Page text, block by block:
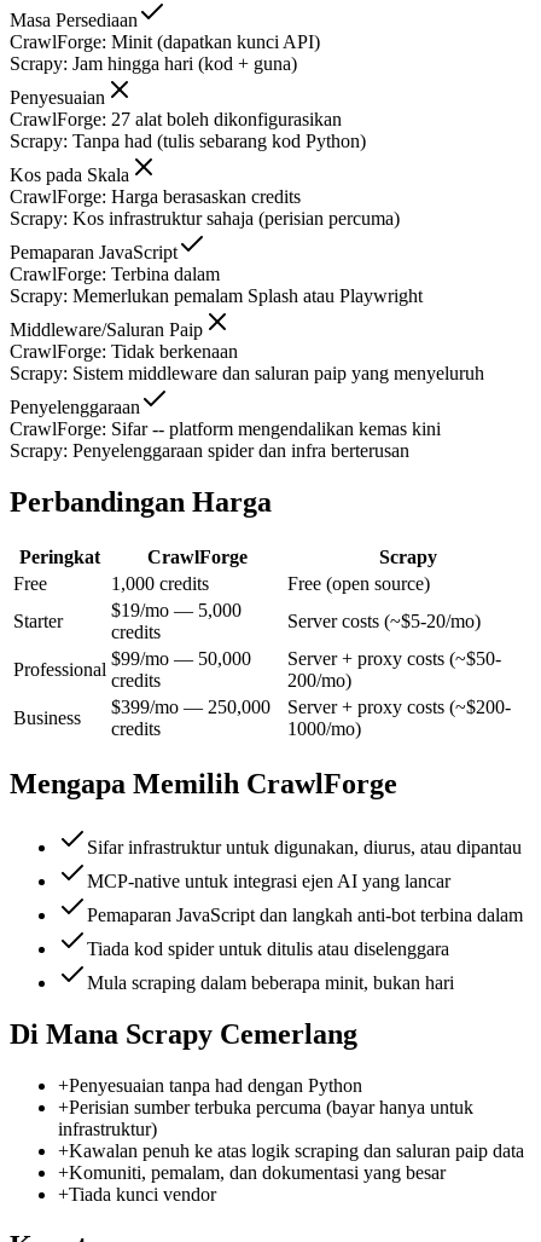
Masa Persediaan
CrawlForge: Minit (dapatkan kunci API)
Scrapy: Jam hingga hari (kod + guna)
Penyesuaian
CrawlForge: 27 alat boleh dikonfigurasikan
Scrapy: Tanpa had (tulis sebarang kod Python)
Kos pada Skala
CrawlForge: Harga berasaskan credits
Scrapy: Kos infrastruktur sahaja (perisian percuma)
Pemaparan JavaScript
CrawlForge: Terbina dalam
Scrapy: Memerlukan pemalam Splash atau Playwright
Middleware/Saluran Paip
CrawlForge: Tidak berkenaan
Scrapy: Sistem middleware dan saluran paip yang menyeluruh
Penyelenggaraan
CrawlForge: Sifar -- platform mengendalikan kemas kini
Scrapy: Penyelenggaraan spider dan infra berterusan
Perbandingan Harga
Peringkat CrawlForge
Scrapy
Free
1,000 credits
Free (open source)
Starter
$19/mo — 5,000
credits
Server costs (~$5-20/mo)
Professional
$99/mo — 50,000
credits
Server + proxy costs (~$50-
200/mo)
Business
$399/mo — 250,000
credits
Server + proxy costs (~$200-
1000/mo)
Mengapa Memilih CrawlForge
Sifar infrastruktur untuk digunakan, diurus, atau dipantau
MCP-native untuk integrasi ejen AI yang lancar
Pemaparan JavaScript dan langkah anti-bot terbina dalam
Tiada kod spider untuk ditulis atau diselenggara
Mula scraping dalam beberapa minit, bukan hari
Di Mana Scrapy Cemerlang
+Penyesuaian tanpa had dengan Python
+Perisian sumber terbuka percuma (bayar hanya untuk
infrastruktur)
+Kawalan penuh ke atas logik scraping dan saluran paip data
+Komuniti, pemalam, dan dokumentasi yang besar
+Tiada kunci vendor